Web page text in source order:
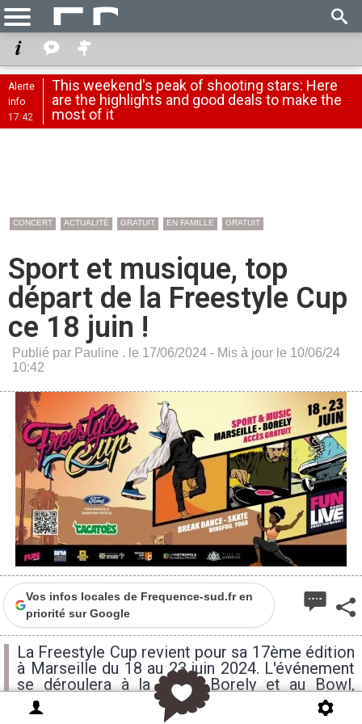
Alerte
info
17:42
This weekend's peak of shooting stars: Here
are the highlights and good deals to make the
most of it
CONCERT ACTUALITÉ GRATUIT EN FAMILLE GRATUIT
Sport et musique, top
départ de la Freestyle Cup
ce 18 juin !
Publié par Pauline . le 17/06/2024 - Mis à jour le 10/06/24
10:42
Vos infos locales de Frequence-sud.fr en
priorité sur Google
La Freestyle Cup revient pour sa 17ème édition
à Marseille du 18 au 23 juin 2024. L'événement
se déroulera à la Plage Borely et au Bowl,
offrant une entrée gratuite à tous les
passionnés de sports et de musique.